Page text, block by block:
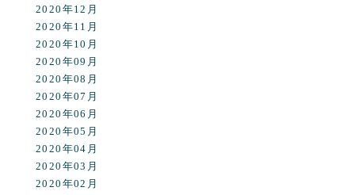
2020年12月
2020年11月
2020年10月
2020年09月
2020年08月
2020年07月
2020年06月
2020年05月
2020年04月
2020年03月
2020年02月